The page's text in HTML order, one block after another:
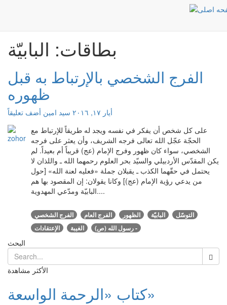
بطاقات: البابيّة
الفرج الشخصي بالإرتباط به قبل
ظهوره
أيار ١٧, ٢٠١٦ سید امین أضف تعليقاً
على كل شخص أن يفكر في نفسه ويجد له طريقاً للإرتباط مع
الحجّة عجّل الله تعالى فرجه الشريف، وأن يعثر على فرجه
الشخصي، سواء كان ظهور وفرج الإمام (عج) قريباً أم بعيداً. لم
يكن المقدّس الأردبيلي والسيّد بحر العلوم رحمهما الله ـ واللذان لا
يحتمل في حقّهما الكذب ـ يقبلان جملة «فعليه لعنة الله» [حول
من يدعي رؤية الإمام (عج)] وكانا يقولان: إن المقصود بها هم
البابيّة ومدّعي المهدوية....
الفرج الشخصي الفرج العام الظهور البابيّة
التوسّل
الإعتقادات
الغيبة رسول الله (ص) -
البحث
الأكثر مشاهدة
كتاب «الرحمة الواسعة»